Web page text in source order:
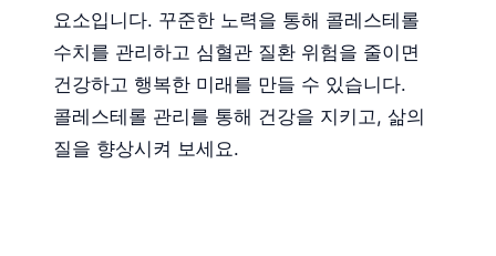
요소입니다. 꾸준한 노력을 통해 콜레스테롤
수치를 관리하고 심혈관 질환 위험을 줄이면
건강하고 행복한 미래를 만들 수 있습니다.
콜레스테롤 관리를 통해 건강을 지키고, 삶의
질을 향상시켜 보세요.